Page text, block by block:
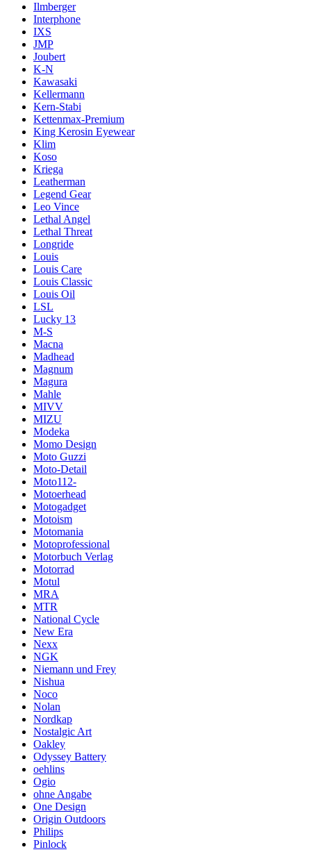
Ilmberger
Interphone
IXS
JMP
Joubert
K-N
Kawasaki
Kellermann
Kern-Stabi
Kettenmax-Premium
King Kerosin Eyewear
Klim
Koso
Kriega
Leatherman
Legend Gear
Leo Vince
Lethal Angel
Lethal Threat
Longride
Louis
Louis Care
Louis Classic
Louis Oil
LSL
Lucky 13
M-S
Macna
Madhead
Magnum
Magura
Mahle
MIVV
MIZU
Modeka
Momo Design
Moto Guzzi
Moto-Detail
Moto112-
Motoerhead
Motogadget
Motoism
Motomania
Motoprofessional
Motorbuch Verlag
Motorrad
Motul
MRA
MTR
National Cycle
New Era
Nexx
NGK
Niemann und Frey
Nishua
Noco
Nolan
Nordkap
Nostalgic Art
Oakley
Odyssey Battery
oehlins
Ogio
ohne Angabe
One Design
Origin Outdoors
Philips
Pinlock